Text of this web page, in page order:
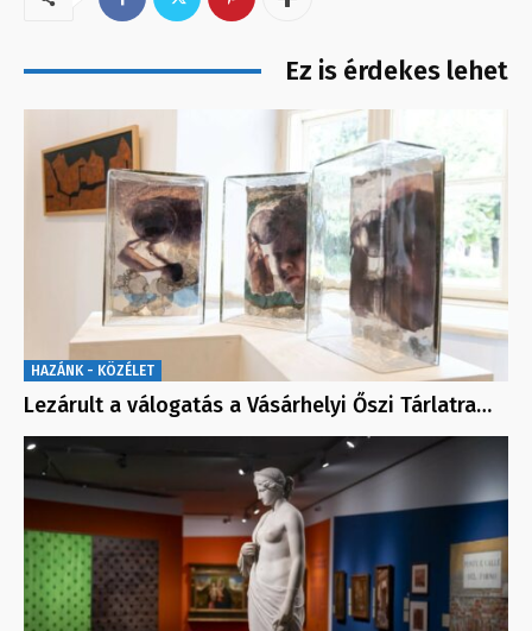
Ez is érdekes lehet
HAZÁNK - KÖZÉLET
Lezárult a válogatás a Vásárhelyi Őszi Tárlatra…